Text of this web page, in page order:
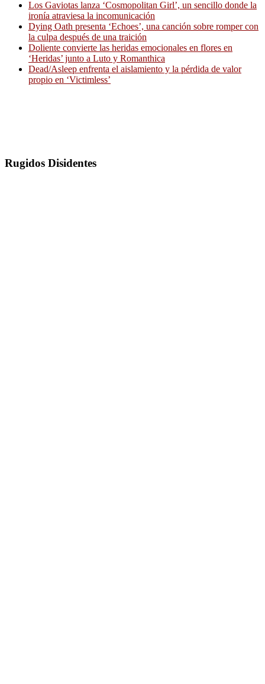
Los Gaviotas lanza ‘Cosmopolitan Girl’, un sencillo donde la
ironía atraviesa la incomunicación
Dying Oath presenta ‘Echoes’, una canción sobre romper con
la culpa después de una traición
Doliente convierte las heridas emocionales en flores en
‘Heridas’ junto a Luto y Romanthica
Dead/Asleep enfrenta el aislamiento y la pérdida de valor
propio en ‘Victimless’
Rugidos Disidentes